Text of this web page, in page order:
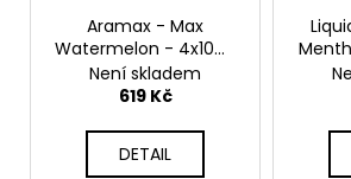
Aramax - Max
Watermelon - 4x10ml
- 6mg
Není skladem
619 Kč
DETAIL